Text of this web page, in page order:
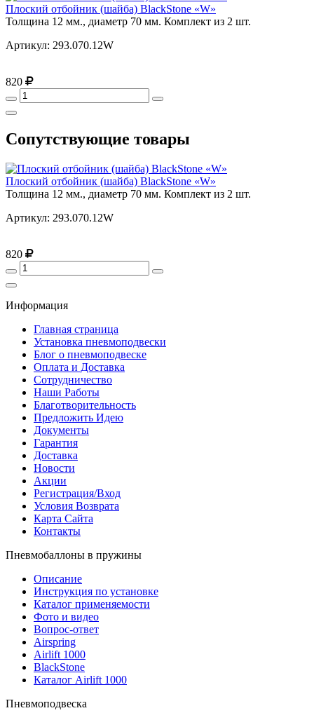
Плоский отбойник (шайба) BlackStone «W»
Толщина 12 мм., диаметр 70 мм. Комплект из 2 шт.
Артикул: 293.070.12W
820
Сопутствующие товары
Плоский отбойник (шайба) BlackStone «W»
Толщина 12 мм., диаметр 70 мм. Комплект из 2 шт.
Артикул: 293.070.12W
820
Информация
Главная страница
Установка пневмоподвески
Блог о пневмоподвеске
Оплата и Доставка
Сотрудничество
Наши Работы
Благотворительность
Предложить Идею
Документы
Гарантия
Доставка
Новости
Акции
Регистрация/Вход
Условия Возврата
Карта Сайта
Контакты
Пневмобаллоны в пружины
Описание
Инструкция по установке
Каталог применяемости
Фото и видео
Вопрос-ответ
Airspring
Airlift 1000
BlackStone
Каталог Airlift 1000
Пневмоподвеска